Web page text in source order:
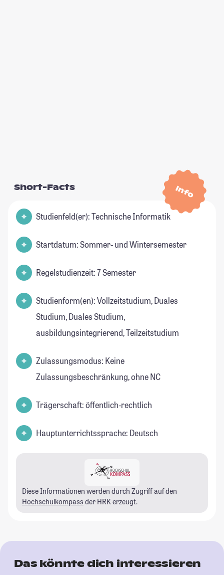
Info
Short-Facts
Studienfeld(er): Technische Informatik
Startdatum: Sommer- und Wintersemester
Regelstudienzeit: 7 Semester
Studienform(en): Vollzeitstudium, Duales
Studium, Duales Studium,
ausbildungsintegrierend, Teilzeitstudium
Zulassungsmodus: Keine
Zulassungsbeschränkung, ohne NC
Trägerschaft: öffentlich-rechtlich
Hauptunterrichtssprache: Deutsch
Diese Informationen werden durch Zugriff auf den
Hochschulkompass der HRK erzeugt.
Das könnte dich interessieren